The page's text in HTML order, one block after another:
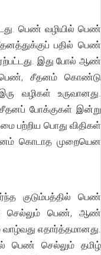
பெண் வழியில் பெண்
பதில் பெண்
இது போல் ஆண்
பெண், சீதனம் கொண்டு
வழிகள் உருவானது.
போக்குகள் இன்று
பற்றிய பொது விதிகள்
கொடாத முறையென
குடும்பத்தில் பெண்
செல்லும் பெண், ஆண்
வாழ்வது எதார்த்தமானது.
பெண் செல்லும் தமிழ்